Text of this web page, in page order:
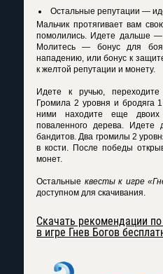
Остальные репутации —
Мальчик протягивает вам
помолились. Идете дальше
Молитесь — бонус для
нападению, или бонус к
к желтой репутации и монету.
Идете к ручью, переходите
Громила 2 уровня и бродяга
ними находите еще
поваленного дерева. Идете
бандитов. Два громилы 2
в кости. После победы
монет.
Остальные квесты к игре
доступном для скачивания.
Скачать рекомендации
в игре Гнев Богов